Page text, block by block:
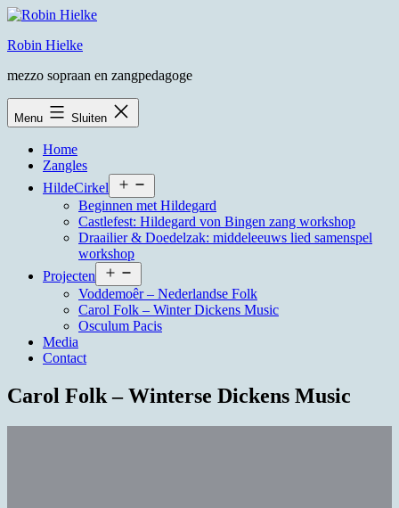
Ga
de
Robin Hielke
mezzo sopraan en zangpedagoge
Menu Sluiten
Home
Zangles
HildeCirkel
menu
Beginnen met Hildegard
Castlefest: Hildegard von Bingen zang workshop
Draailier & Doedelzak: middeleeuws lied samenspel
workshop
Projecten
menu
Voddemoêr – Nederlandse Folk
Carol Folk – Winter Dickens Music
Osculum Pacis
Media
Contact
Carol Folk – Winterse Dickens Music